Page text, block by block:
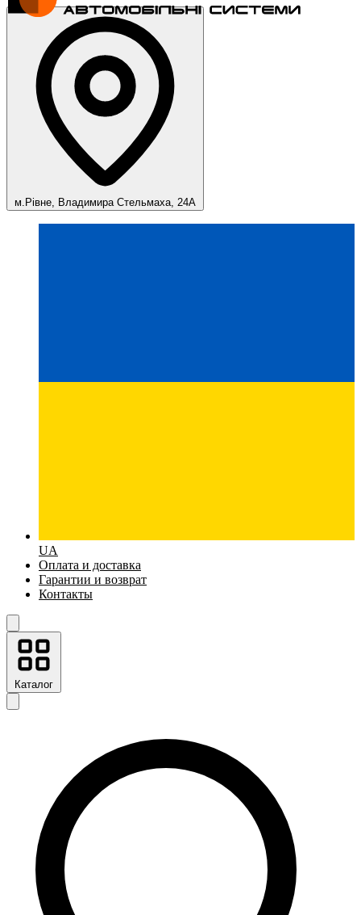
м.Рівне, Владимира Стельмаха, 24А
UA
Оплата и доставка
Гарантии и возврат
Контакты
Каталог